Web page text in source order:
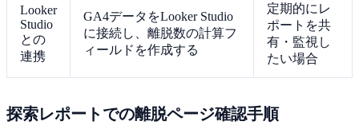
Looker
Studio
との
連携
GA4データをLooker Studio
に接続し、離脱数の計算フ
ィールドを作成する
定期的にレ
ポートを共
有・監視し
たい場合
探索レポートでの離脱ページ確認手順